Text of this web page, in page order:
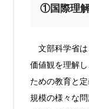
①国際理
文部科学省は
価値観を理解
ための教育と定
規模の様々な